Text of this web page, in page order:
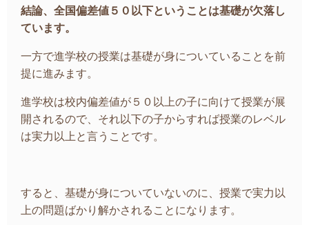
結論、全国偏差値５０以下ということは基礎が欠落し
ています。
一方で進学校の授業は基礎が身についていることを前
提に進みます。
進学校は校内偏差値が５０以上の子に向けて授業が展
開されるので、それ以下の子からすれば授業のレベル
は実力以上と言うことです。
すると、基礎が身についていないのに、授業で実力以
上の問題ばかり解かされることになります。